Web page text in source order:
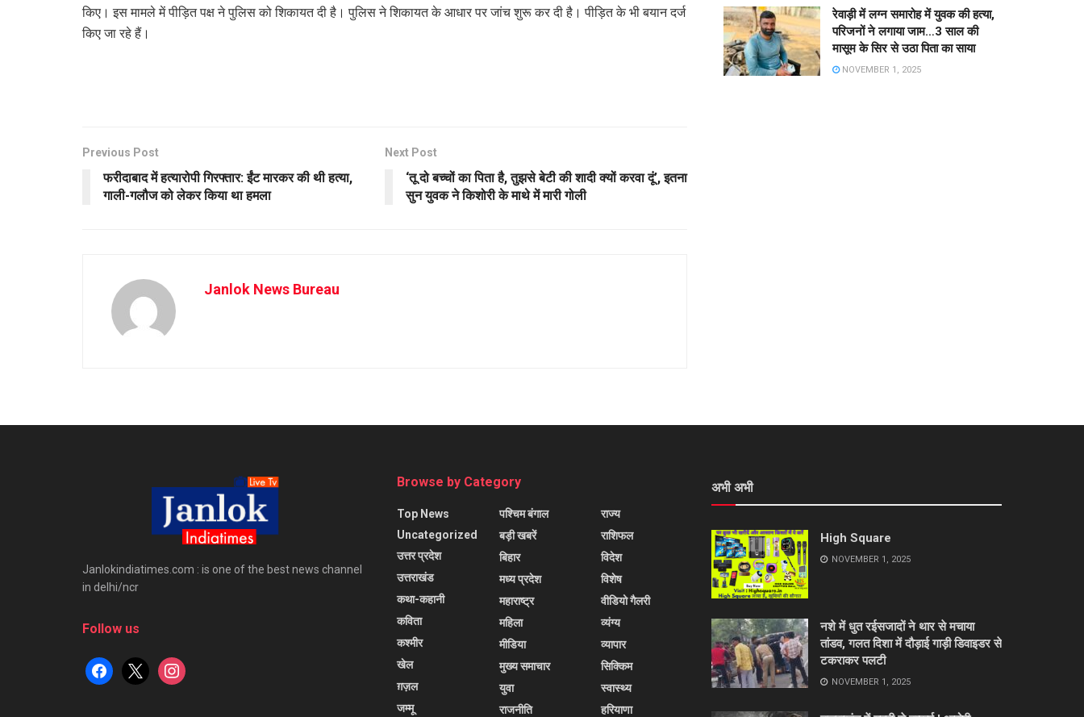
किए। इस मामले में पीड़ित पक्ष ने पुलिस को शिकायत दी है। पुलिस ने शिकायत के आधार पर जांच शुरू कर दी है। पीड़ित के भी बयान दर्ज
किए जा रहे हैं।
Previous Post
फरीदाबाद में हत्यारोपी गिरफ्तार: ईंट मारकर की थी हत्या,
गाली-गलौज को लेकर किया था हमला
Next Post
‘तू दो बच्चों का पिता है, तुझसे बेटी की शादी क्यों करवा दूं’, इतना
सुन युवक ने किशोरी के माथे में मारी गोली
Janlok News Bureau
रेवाड़ी में लग्न समारोह में युवक की हत्या,
परिजनों ने लगाया जाम…3 साल की
मासूम के सिर से उठा पिता का साया
NOVEMBER 1, 2025
Janlokindiatimes.com : is one of the best news channel
in delhi/ncr
Follow us
facebook
x instagram
Browse by Category
Top News
Uncategorized
उत्तर प्रदेश
उत्तराखंड
कथा-कहानी
कविता
कश्मीर
खेल
ग़ज़ल
जम्मू
पश्चिम बंगाल
बड़ी खबरें
बिहार
मध्य प्रदेश
महाराष्ट्र
महिला
मीडिया
मुख्य समाचार
युवा
राजनीति
राज्य
राशिफल
विदेश
विशेष
वीडियो गैलरी
व्यंग्य
व्यापार
सिक्किम
स्वास्थ्य
हरियाणा
अभी अभी
High Square
NOVEMBER 1, 2025
नशे में धुत रईसजादों ने थार से मचाया
तांडव, गलत दिशा में दौड़ाई गाड़ी डिवाइडर से
टकराकर पलटी
NOVEMBER 1, 2025